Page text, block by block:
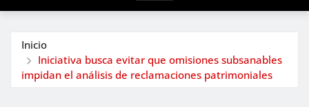
Inicio
Iniciativa busca evitar que omisiones subsanables
impidan el análisis de reclamaciones patrimoniales